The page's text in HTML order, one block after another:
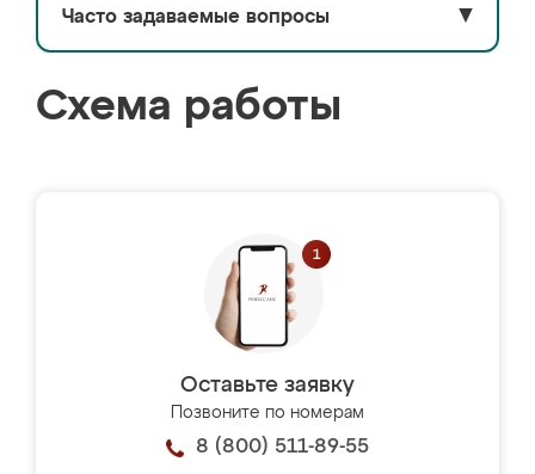
Часто задаваемые вопросы ▼
Схема работы
Оставьте заявку
Позвоните по номерам
8 (800) 511-89-55